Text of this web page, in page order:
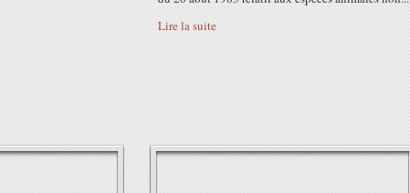
Lire la suite